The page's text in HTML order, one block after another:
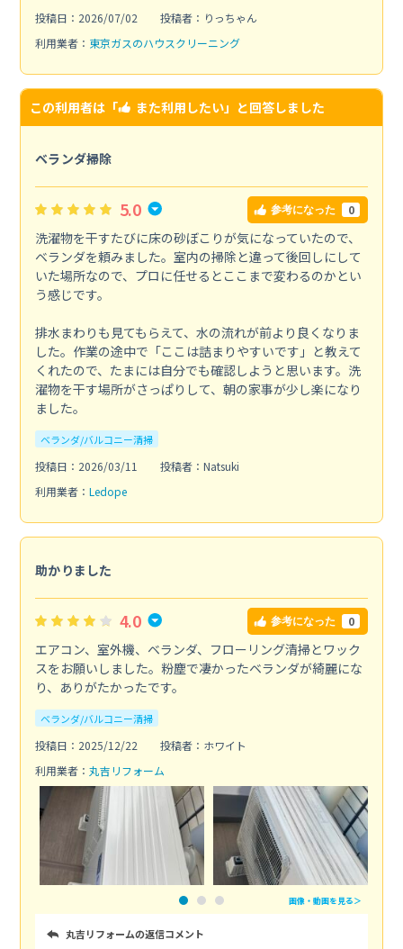
投稿日：2026/07/02
投稿者：りっちゃん
利用業者： 東京ガスのハウスクリーニング
この利用者は「 また利用したい」と回答しました
ベランダ掃除
5.0 参考になった 0
洗濯物を干すたびに床の砂ぼこりが気になっていたので、
ベランダを頼みました。室内の掃除と違って後回しにして
いた場所なので、プロに任せるとここまで変わるのかとい
う感じです。
排水まわりも見てもらえて、水の流れが前より良くなりま
した。作業の途中で「ここは詰まりやすいです」と教えて
くれたので、たまには自分でも確認しようと思います。洗
濯物を干す場所がさっぱりして、朝の家事が少し楽になり
ました。
ベランダ/バルコニー清掃
投稿日：2026/03/11
投稿者：Natsuki
利用業者： Ledope
助かりました
4.0 参考になった 0
エアコン、室外機、ベランダ、フローリング清掃とワック
スをお願いしました。粉塵で凄かったベランダが綺麗にな
り、ありがたかったです。
ベランダ/バルコニー清掃
投稿日：2025/12/22
投稿者：ホワイト
利用業者： 丸吉リフォーム
画像・動画を見る＞
丸吉リフォームの返信コメント